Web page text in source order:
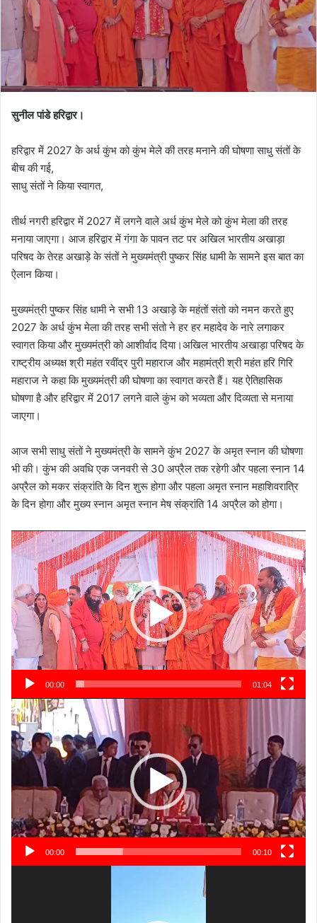
i
l
सुनील पांडे हरिद्वार।
हरिद्वार में 2027 के अर्ध कुंभ को कुंभ मेले की तरह मनाने की घोषणा साधु संतों के
बीच की गई,
साधु संतों ने किया स्वागत,
तीर्थ नगरी हरिद्वार में 2027 में लगने वाले अर्ध कुंभ मेले को कुंभ मेला की तरह
मनाया जाएगा। आज हरिद्वार में गंगा के पावन तट पर अखिल भारतीय अखाड़ा
परिषद के तेरह अखाड़े के संतों ने मुख्यमंत्री पुष्कर सिंह धामी के सामने इस बात का
ऐलान किया।
मुख्यमंत्री पुष्कर सिंह धामी ने सभी 13 अखाड़े के महंतों संतो को नमन करते हुए
2027 के अर्ध कुंभ मेला की तरह सभी संतो ने हर हर महादेव के नारे लगाकर
स्वागत किया और मुख्यमंत्री को आशीर्वाद दिया।अखिल भारतीय अखाड़ा परिषद के
राष्ट्रीय अध्यक्ष श्री महंत रवींद्र पुरी महाराज और महामंत्री श्री महंत हरि गिरि
महाराज ने कहा कि मुख्यमंत्री की घोषणा का स्वागत करते हैं। यह ऐतिहासिक
घोषणा है और हरिद्वार में 2017 लगने वाले कुंभ को भव्यता और दिव्यता से मनाया
जाएगा।
आज सभी साधु संतों ने मुख्यमंत्री के सामने कुंभ 2027 के अमृत स्नान की घोषणा
भी की। कुंभ की अवधि एक जनवरी से 30 अप्रैल तक रहेगी और पहला स्नान 14
अप्रैल को मकर संक्रांति के दिन शुरू होगा और पहला अमृत स्नान महाशिवरात्रि
के दिन होगा और मुख्य स्नान अमृत स्नान मेष संक्रांति 14 अप्रैल को होगा।
Video
Player
00:00 01:04
Video
Player
00:00 00:10